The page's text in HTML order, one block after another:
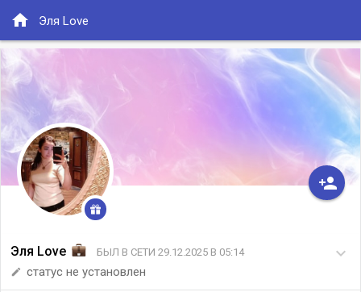
home Эля Love
person_add
Эля Love БЫЛ В СЕТИ 29.12.2025 В 05:14 keyboard_arrow_down
edit статус не установлен